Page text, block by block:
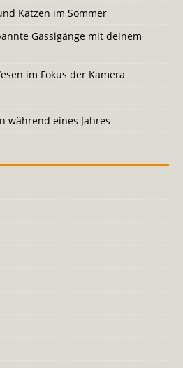
Katzen im Sommer
Gassigänge mit deinem
im Fokus der Kamera
während eines Jahres